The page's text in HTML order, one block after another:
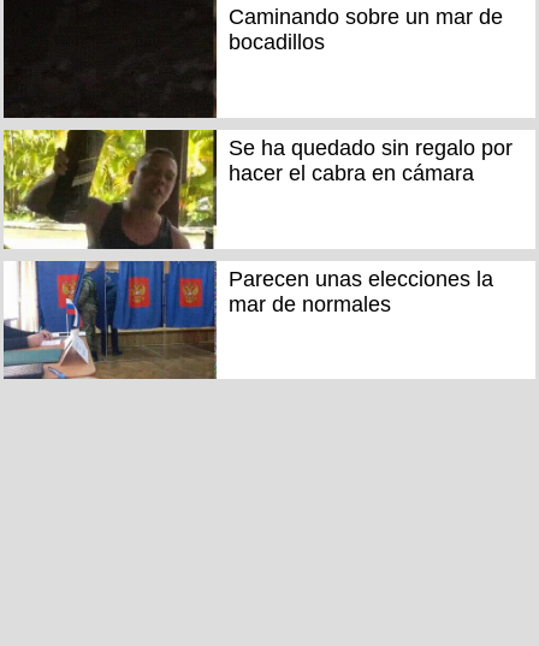
Caminando sobre un mar de
bocadillos
Se ha quedado sin regalo por
hacer el cabra en cámara
Parecen unas elecciones la
mar de normales